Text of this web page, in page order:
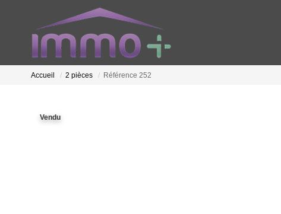
Accueil 2 pièces Référence 252
Vendu